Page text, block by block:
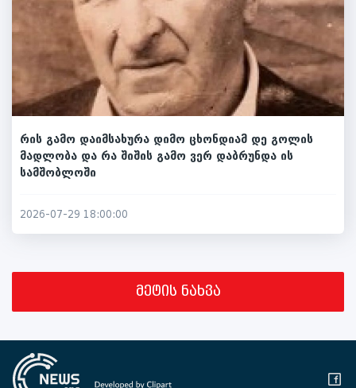
რის გამო დაიმსახურა დიმო ცხონდიამ დე გოლის
მადლობა და რა შიშის გამო ვერ დაბრუნდა ის
სამშობლოში
2026-07-29 18:00:00
მეტის ნახვა